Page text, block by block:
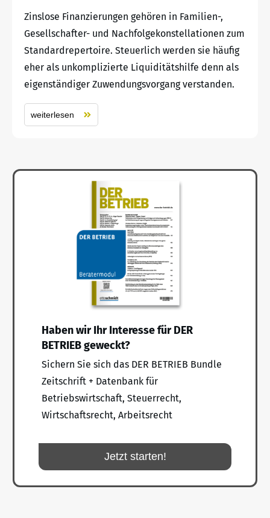
Zinslose Finanzierungen gehören in Familien-,
Gesellschafter- und Nachfolgekonstellationen zum
Standardrepertoire. Steuerlich werden sie häufig
eher als unkomplizierte Liquiditätshilfe denn als
eigenständiger Zuwendungsvorgang verstanden.
weiterlesen
Haben wir Ihr Interesse für DER
BETRIEB geweckt?
Sichern Sie sich das DER BETRIEB Bundle
Zeitschrift + Datenbank für
Betriebswirtschaft, Steuerrecht,
Wirtschaftsrecht, Arbeitsrecht
Jetzt starten!